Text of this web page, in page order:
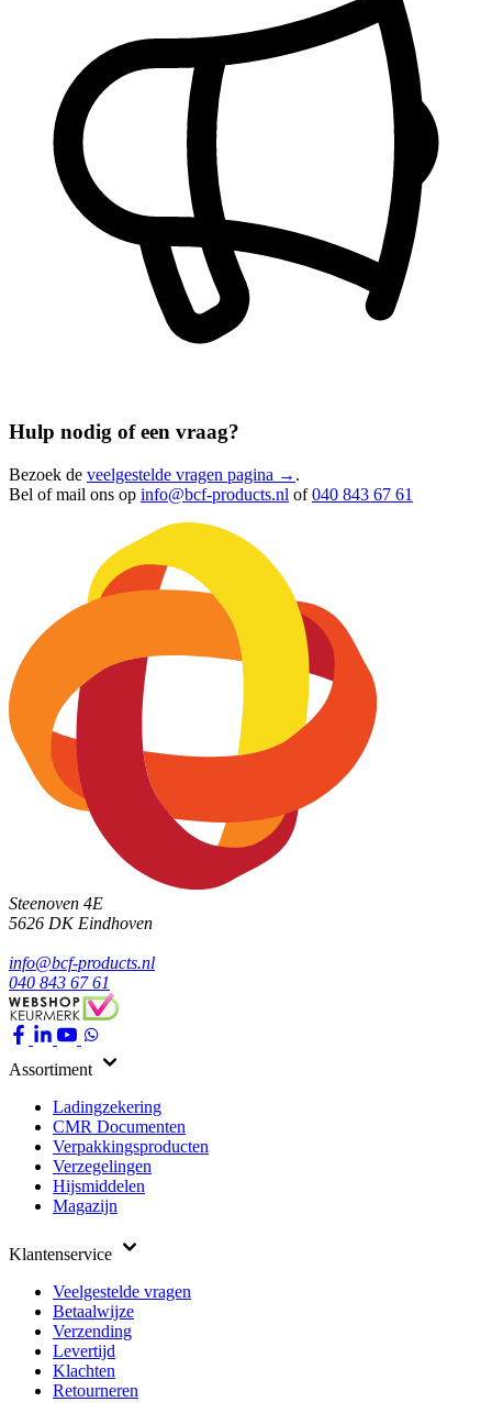
Hulp nodig of een vraag?
Bezoek de veelgestelde vragen pagina → .
Bel of mail ons op info@bcf-products.nl of040 843 67 61
Steenoven 4E
5626 DKEindhoven
info@bcf-products.nl
040 843 67 61
Assortiment
Ladingzekering
CMR Documenten
Verpakkingsproducten
Verzegelingen
Hijsmiddelen
Magazijn
Klantenservice
Veelgestelde vragen
Betaalwijze
Verzending
Levertijd
Klachten
Retourneren